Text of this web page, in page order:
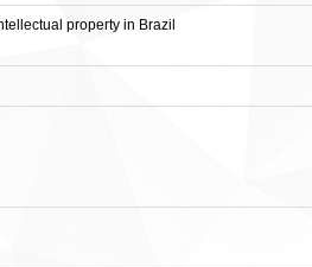
property in Brazil